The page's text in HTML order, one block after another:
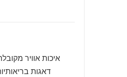
איכות אוויר
דאגות